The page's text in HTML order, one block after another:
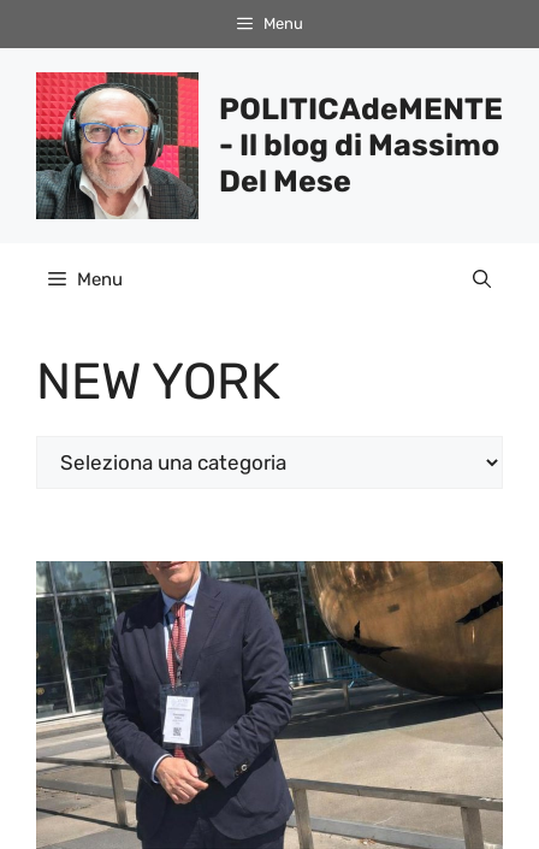
al
contenuto
Menu
POLITICAdeMENTE
- Il blog di Massimo
Del Mese
Menu
NEW YORK
Categorie